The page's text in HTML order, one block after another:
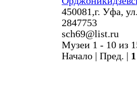
450081,г. Уфа,
2847753
sch69@list.ru
Музеи 1 - 10 из
Начало | Пред. | 1